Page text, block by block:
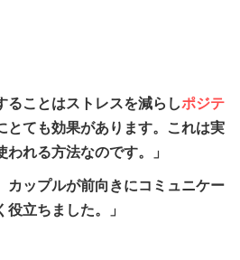
ることはストレスを減らしポジテ
とても効果があります。これは実
れる方法なのです。」
カップルが前向きにコミュニケー
立ちました。」